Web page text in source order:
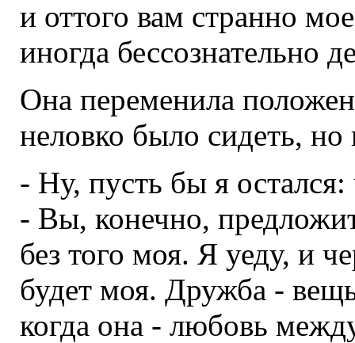
и оттого вам странно
иногда бессознательно
Она переменила
неловко было сидеть, но
- Ну, пусть бы я
- Вы, конечно,
без того моя. Я уеду, и
будет моя. Дружба -
когда она - любовь